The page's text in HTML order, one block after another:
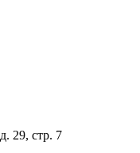
29, стр. 7